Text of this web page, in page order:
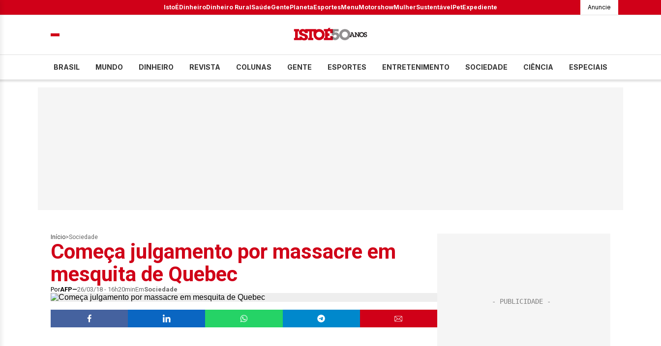
IstoÉDinheiroDinheiro RuralSaúdeGentePlanetaEsportesMenuMotorshowMulherSustentávelPetExpediente Anuncie
BRASIL MUNDO DINHEIRO REVISTA COLUNAS GENTE ESPORTES ENTRETENIMENTO SOCIEDADE CIÊNCIA ESPECIAIS
Início>Sociedade
Começa julgamento por massacre em
mesquita de Quebec
PorAFP 26/03/18 - 16h20minEmSociedade